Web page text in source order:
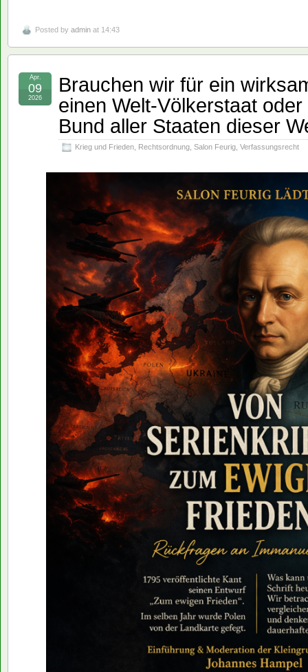
Posted by admin at 14:43
Brauchen wir für ein
einen Welt-Völkerstaat
Bund aller Staaten dieser
Krieg und Frieden, Rechtsordnung, Salon Feurig, Verfassungsrecht
Apr.
09
2026